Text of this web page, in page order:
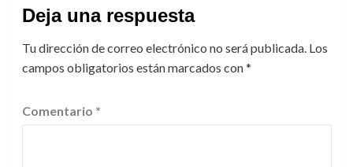
Deja una respuesta
Tu dirección de correo electrónico no será publicada. Los
campos obligatorios están marcados con*
Comentario *